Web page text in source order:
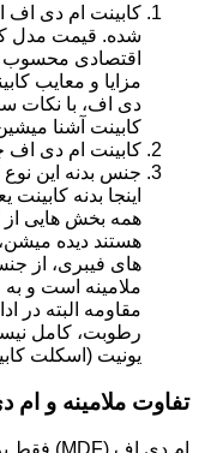
اقتصادی محسوب
مزایا و معایب
دی اف، با نکات
کابینت آشنا
کابینت ام دی
اینجا بدنه
همه بخش هایی از
هستند دیده
های فیبری، از
ملامینه است و
مقاومه البته در
یونیت (اسکلت
تفاوت ملامینه و ام